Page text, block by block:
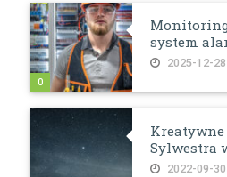
system
2025-12-28
0
Kreatywne
Sylwestra
2022-09-30